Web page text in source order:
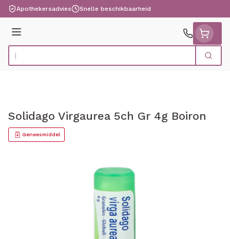
Ga naar de inhoud
Apothekersadvies Snelle beschikbaarheid
Menu
Product, merk, categorie... Zoek
Solidago Virgaurea 5ch Gr 4g Boiron
Geneesmiddel